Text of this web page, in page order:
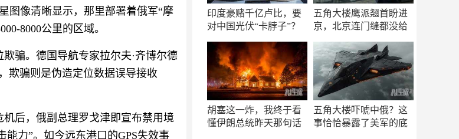
图像清晰显示，那里部署着俄军“摩
8000公里的区域。
骗。德国导航专家拉尔夫·齐博尔德
欺骗则是伪造定位数据误导接收
后，俄副总理罗戈津即宣布禁用境
能力”。如今远东港口的GPS失效事
印度豪赌千亿卢比，要
对中国光伏“卡脖子”？
五角大楼鹰派翘首盼进
京，北京连门缝都没给
胡塞这一炸，我终于看
懂伊朗总统昨天那句话
五角大楼吓唬中俄？这
事恰恰暴露了美军的底